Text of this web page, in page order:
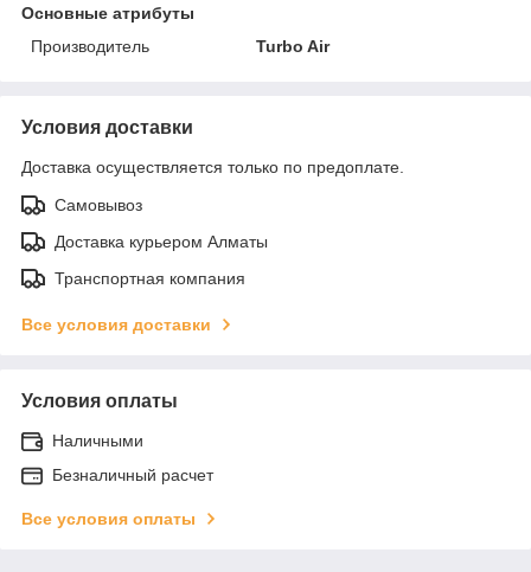
Основные атрибуты
Производитель
Turbo Air
Условия доставки
Доставка осуществляется только по предоплате.
Самовывоз
Доставка курьером Алматы
Транспортная компания
Все условия доставки
Условия оплаты
Наличными
Безналичный расчет
Все условия оплаты